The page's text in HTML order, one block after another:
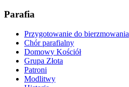
Parafia
Przygotowanie do bierzmowania
Chór parafialny
Domowy Kościół
Grupa Złota
Patroni
Modlitwy